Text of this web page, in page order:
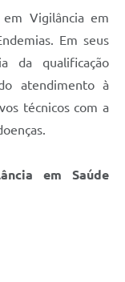
Vigilância em
Em seus
da qualificação
atendimento à
técnicos com a
em Saúde